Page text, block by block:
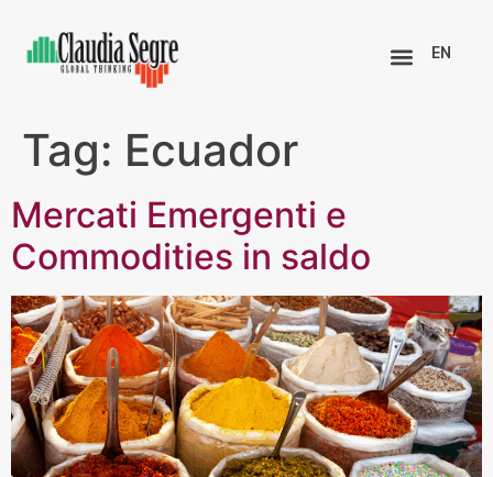
EN
Tag: Ecuador
Mercati Emergenti e
Commodities in saldo